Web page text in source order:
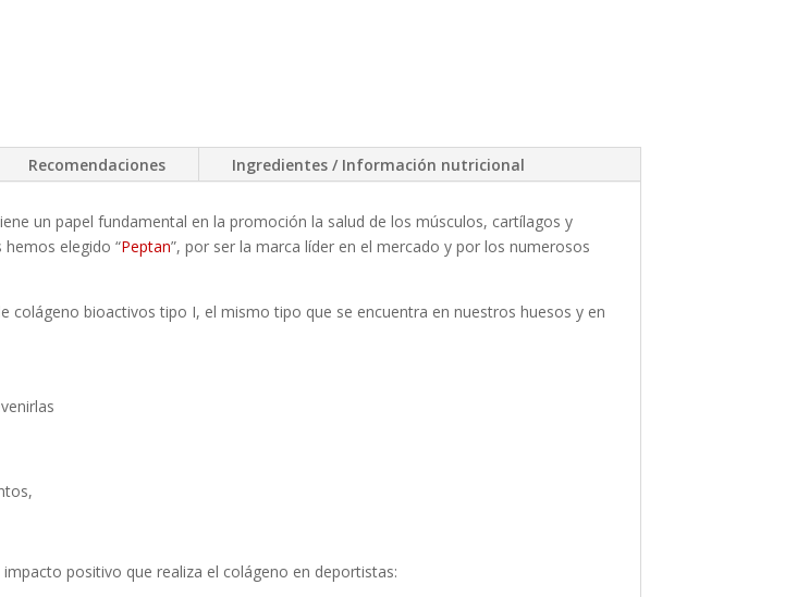
Recomendaciones Ingredientes / Información nutricional
un papel fundamental en la promoción la salud de los músculos, cartílagos y
elegido “Peptan”, por ser la marca líder en el mercado y por los numerosos
bioactivos tipo I, el mismo tipo que se encuentra en nuestros huesos y en
positivo que realiza el colágeno en deportistas: